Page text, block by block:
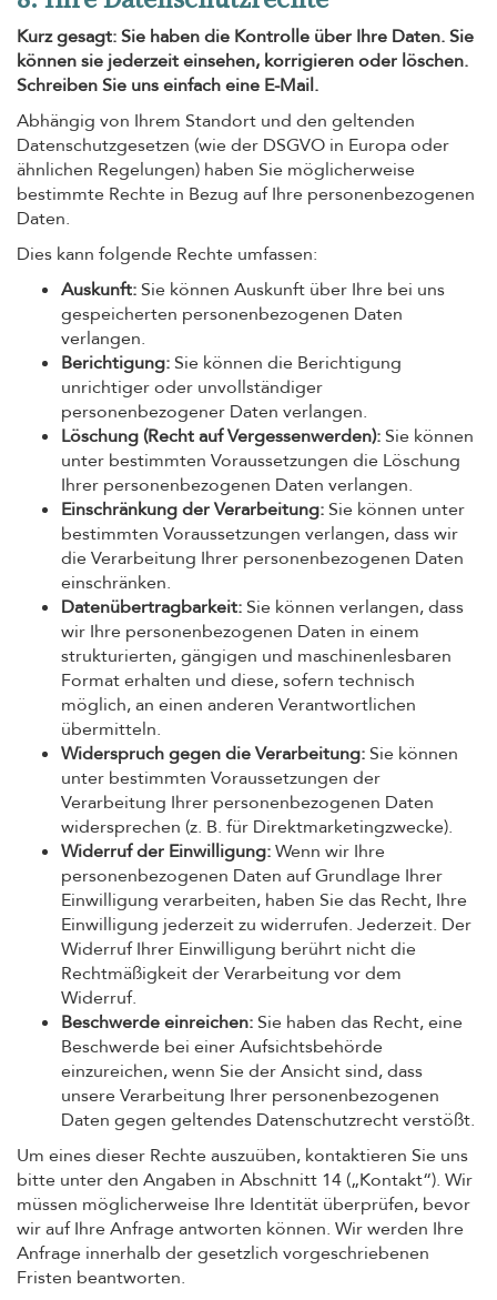
Kurz gesagt: Sie haben die Kontrolle über Ihre Daten. Sie
können sie jederzeit einsehen, korrigieren oder löschen.
Schreiben Sie uns einfach eine E-Mail.
Abhängig von Ihrem Standort und den geltenden
Datenschutzgesetzen (wie der DSGVO in Europa oder
ähnlichen Regelungen) haben Sie möglicherweise
bestimmte Rechte in Bezug auf Ihre personenbezogenen
Daten.
Dies kann folgende Rechte umfassen:
Auskunft:Sie können Auskunft über Ihre bei uns
gespeicherten personenbezogenen Daten
verlangen.
Berichtigung:Sie können die Berichtigung
unrichtiger oder unvollständiger
personenbezogener Daten verlangen.
Löschung (Recht auf Vergessenwerden):Sie können
unter bestimmten Voraussetzungen die Löschung
Ihrer personenbezogenen Daten verlangen.
Einschränkung der Verarbeitung:Sie können unter
bestimmten Voraussetzungen verlangen, dass wir
die Verarbeitung Ihrer personenbezogenen Daten
einschränken.
Datenübertragbarkeit:Sie können verlangen, dass
wir Ihre personenbezogenen Daten in einem
strukturierten, gängigen und maschinenlesbaren
Format erhalten und diese, sofern technisch
möglich, an einen anderen Verantwortlichen
übermitteln.
Widerspruch gegen die Verarbeitung:Sie können
unter bestimmten Voraussetzungen der
Verarbeitung Ihrer personenbezogenen Daten
widersprechen (z. B. für Direktmarketingzwecke).
Widerruf der Einwilligung:Wenn wir Ihre
personenbezogenen Daten auf Grundlage Ihrer
Einwilligung verarbeiten, haben Sie das Recht, Ihre
Einwilligung jederzeit zu widerrufen. Jederzeit. Der
Widerruf Ihrer Einwilligung berührt nicht die
Rechtmäßigkeit der Verarbeitung vor dem
Widerruf.
Beschwerde einreichen:Sie haben das Recht, eine
Beschwerde bei einer Aufsichtsbehörde
einzureichen, wenn Sie der Ansicht sind, dass
unsere Verarbeitung Ihrer personenbezogenen
Daten gegen geltendes Datenschutzrecht verstößt.
Um eines dieser Rechte auszuüben, kontaktieren Sie uns
bitte unter den Angaben in Abschnitt 14 („Kontakt“). Wir
müssen möglicherweise Ihre Identität überprüfen, bevor
wir auf Ihre Anfrage antworten können. Wir werden Ihre
Anfrage innerhalb der gesetzlich vorgeschriebenen
Fristen beantworten.